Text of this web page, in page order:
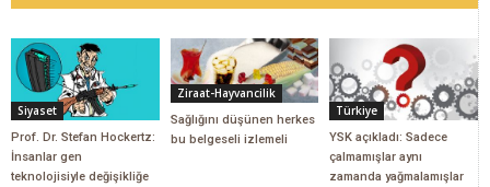
Siyaset
Prof. Dr. Stefan Hockertz:
İnsanlar gen
teknolojisiyle değişikliğe
Ziraat-Hayvancilik
Sağlığını düşünen herkes
bu belgeseli izlemeli
Türkiye
YSK açıkladı: Sadece
çalmamışlar aynı
zamanda yağmalamışlar